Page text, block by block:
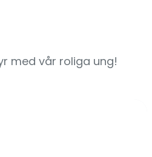
med vår roliga ung!